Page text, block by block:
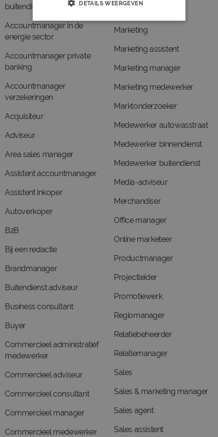
buitendienst
Accountmanager in de
energie sector
Accountmanager private
banking
Accountmanager
verzekeringen
Acquisiteur
Adviseur
Area sales manager
Assistent accountmanager
Assistent inkoper
Autoverkoper
B2B
Bij een redactie
Brandmanager
Buitendienst adviseur
Business consultant
Buyer
Commercieel administratief
medewerker
Commercieel adviseur
Commercieel consultant
Commercieel manager
Commercieel medewerker
Marketing
Marketing assistent
Marketing manager
Marketing medewerker
Marktonderzoeker
Medewerker autowasstraat
Medewerker binnendienst
Medewerker buitendienst
Media-adviseur
Merchandiser
Office manager
Online marketeer
Productmanager
Projectleider
Promotiewerk
Regiomanager
Relatiebeheerder
Relatiemanager
Sales
Sales & marketing manager
Sales agent
Sales assistent
DETAILS WEERGEVEN